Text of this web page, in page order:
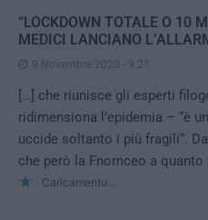
“LOCKDOWN TOTALE O 10
MEDICI LANCIANO
9 Novembre 2020 - 9:21
[…] che riunisce gli esperti
ridimensiona l’epidemia – “è
uccide soltanto i più fragili“.
che però la Fnomceo a quanto
Caricamento...